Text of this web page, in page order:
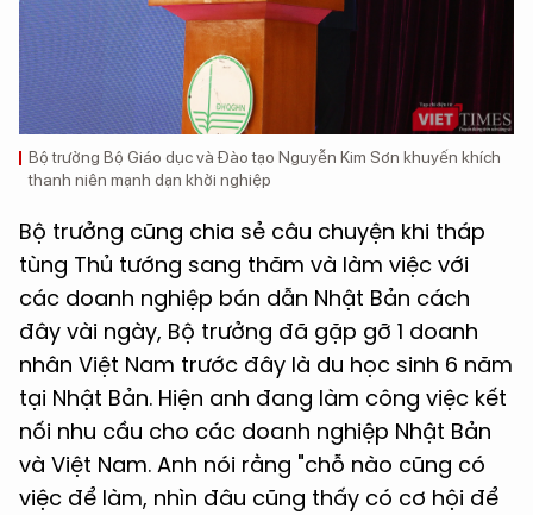
Bộ trưởng Bộ Giáo dục và Đào tạo Nguyễn Kim Sơn khuyến khích
thanh niên mạnh dạn khởi nghiệp
Bộ trưởng cũng chia sẻ câu chuyện khi tháp
tùng Thủ tướng sang thăm và làm việc với
các doanh nghiệp bán dẫn Nhật Bản cách
đây vài ngày, Bộ trưởng đã gặp gỡ 1 doanh
nhân Việt Nam trước đây là du học sinh 6 năm
tại Nhật Bản. Hiện anh đang làm công việc kết
nối nhu cầu cho các doanh nghiệp Nhật Bản
và Việt Nam. Anh nói rằng "chỗ nào cũng có
việc để làm, nhìn đâu cũng thấy có cơ hội để